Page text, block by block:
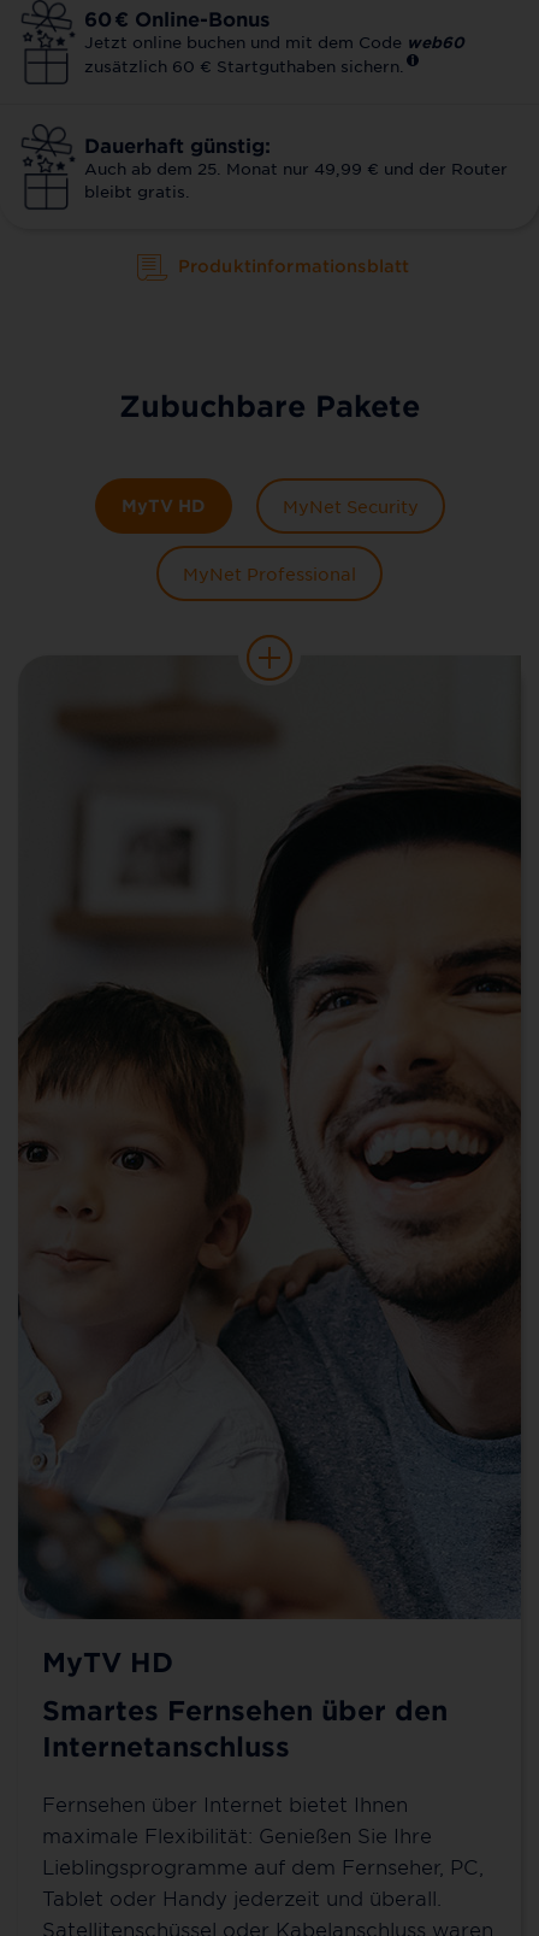
60 € Online-Bonus
Jetzt online buchen und mit dem Code web60
zusätzlich 60 € Startguthaben sichern.
Dauerhaft günstig:
Auch ab dem 25. Monat nur 49,99 € und der Router
bleibt gratis.
Produktinformationsblatt
Zubuchbare Pakete
MyTV HD MyNet Security
MyNet Professional
MyTV HD
Smartes Fernsehen über den
Internetanschluss
Fernsehen über Internet bietet Ihnen
maximale Flexibilität: Genießen Sie Ihre
Lieblingsprogramme auf dem Fernseher, PC,
Tablet oder Handy jederzeit und überall.
Satellitenschüssel oder Kabelanschluss waren